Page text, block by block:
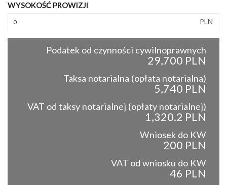
WYSOKOŚĆ PROWIZJI
PLN
Podatek od czynności cywilnoprawnych
29,700 PLN
Taksa notarialna (opłata notarialna)
5,740 PLN
VAT od taksy notarialnej (opłaty notarialnej)
1,320.2 PLN
Wniosek do KW
200 PLN
VAT od wniosku do KW
46 PLN